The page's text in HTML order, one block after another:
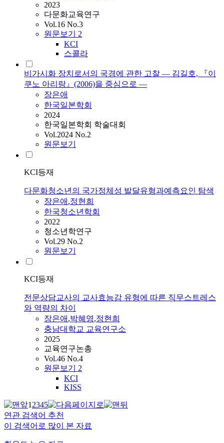
2023
다문화교육연구
Vol.16 No.3
원문보기 2
KCI
스콜라
비가시화 장치로서의 국경에 관한 고찰 ― 김길호, 『이
쿠노 아리랑』(2006)을 중심으로 ―
장은애
한국일본학회
2024
한국일본학회 학술대회
Vol.2024 No.2
원문보기
KCI등재
다문화청소년의 국가정체성 발달유형과예측요인 탐색
장은애 ,정현희
한국청소년학회
2022
청소년학연구
Vol.29 No.2
원문보기
KCI등재
전문상담교사의 교사효능감 유형에 따른 직무스트레스
와 역량의 차이
장은애 ,박혜영,정현희
충남대학교 교육연구소
2025
교육연구논총
Vol.46 No.4
원문보기 2
KCI
KISS
12345
연관 검색어 추천
이 검색어로 많이 본 자료